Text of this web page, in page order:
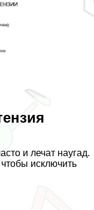
и лечат наугад.
исключить